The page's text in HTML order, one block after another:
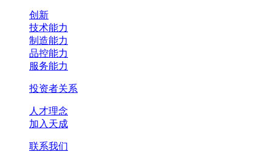
创新
技术能力
制造能力
品控能力
服务能力
投资者关系
人才理念
加入天成
联系我们